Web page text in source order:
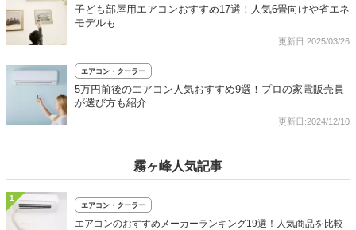
子ども部屋用エアコンおすすめ17選！人気6畳向けや省エネ
モデルも
更新日:2025/03/26
エアコン・クーラー
5万円前後のエアコン人気おすすめ9選！プロの家電販売員
が選び方も紹介
更新日:2024/12/10
霧ヶ峰人気記事
1
エアコン・クーラー
エアコンのおすすめメーカーランキング19選！人気商品を比較